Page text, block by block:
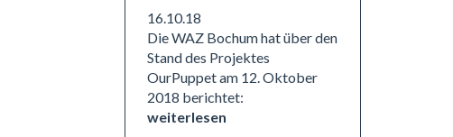
16.10.18
Die WAZ Bochum hat über den
Stand des Projektes
OurPuppet am 12. Oktober
2018 berichtet:
weiterlesen